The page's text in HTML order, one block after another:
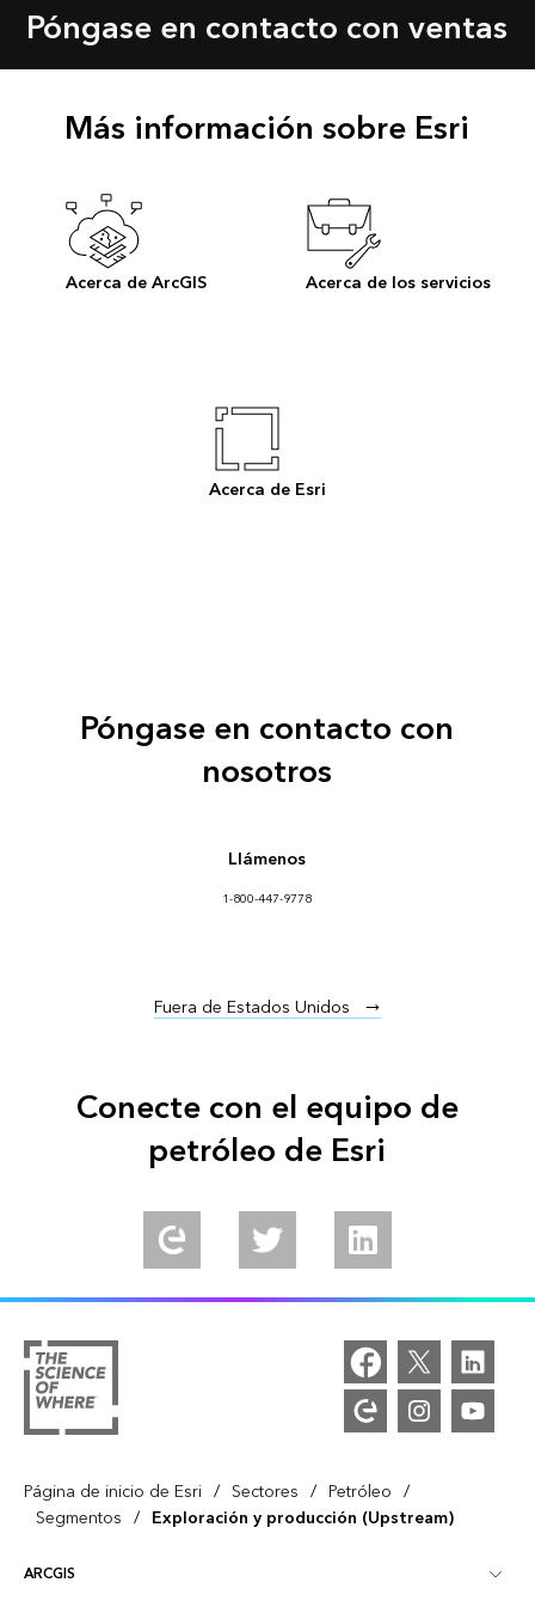
Póngase en contacto con ventas
Más información sobre Esri
Acerca de ArcGIS Acerca de los servicios
Acerca de Esri
Póngase en contacto con
nosotros
Llámenos
1-800-447-9778
Fuera de Estados Unidos
Conecte con el equipo de
petróleo de Esri
Explore our Esri Community
Follow us on TwitterConnect with us on
Página de inicio de Esri / Sectores / Petróleo /
Segmentos / Exploración y producción (Upstream)
ARCGIS